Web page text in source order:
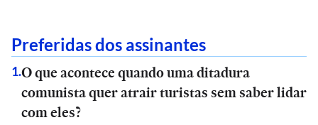
Preferidas dos assinantes
1.O que acontece quando uma ditadura
comunista quer atrair turistas sem saber lidar
com eles?